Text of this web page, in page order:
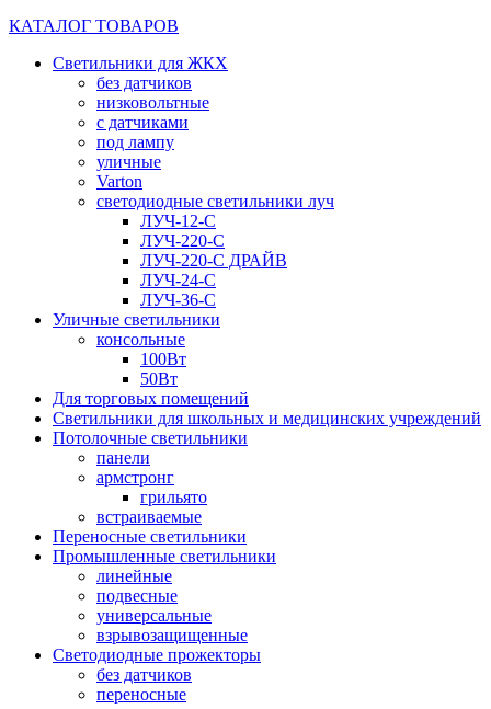
КАТАЛОГ ТОВАРОВ
Светильники для ЖКХ
без датчиков
низковольтные
с датчиками
под лампу
уличные
Varton
светодиодные светильники луч
ЛУЧ-12-С
ЛУЧ-220-С
ЛУЧ-220-С ДРАЙВ
ЛУЧ-24-С
ЛУЧ-36-С
Уличные светильники
консольные
100Вт
50Вт
Для торговых помещений
Светильники для школьных и медицинских учреждений
Потолочные светильники
панели
армстронг
грильято
встраиваемые
Переносные светильники
Промышленные светильники
линейные
подвесные
универсальные
взрывозащищенные
Светодиодные прожекторы
без датчиков
переносные